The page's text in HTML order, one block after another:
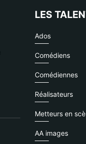
LES
Ados
Comédiens
Comédiennes
Réalisateurs
Metteurs en
AA images